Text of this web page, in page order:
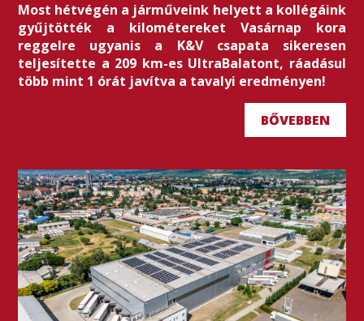
Most hétvégén a járműveink helyett a kollégáink
gyűjtötték a kilométereket Vasárnap kora
reggelre ugyanis a K&V csapata sikeresen
teljesítette a 209 km-es UltraBalatont, ráadásul
több mint 1 órát javítva a tavalyi eredményen!
BŐVEBBEN